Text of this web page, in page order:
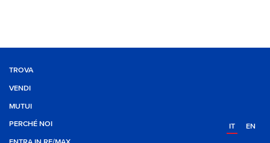
TROVA
VENDI
MUTUI
PERCHÉ NOI IT EN